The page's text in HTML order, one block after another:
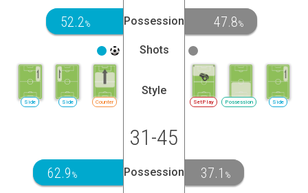
52.2% Possession 47.8%
Shots
Counter
Side
Side
Style
SetPlay Possession Side
31-45
62.9 % Possession 37.1 %